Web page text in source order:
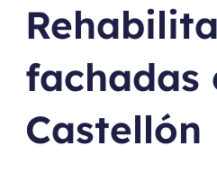
fachadas
Castellón